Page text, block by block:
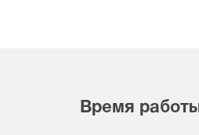
Время